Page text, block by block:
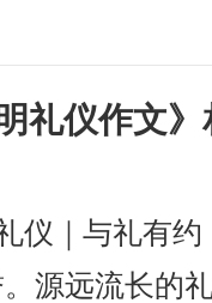
礼仪作文
仪｜与礼有
。源远流长的